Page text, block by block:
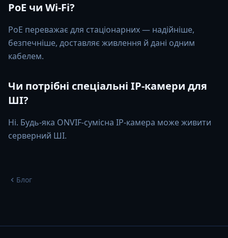
PoE чи Wi-Fi?
PoE переважає для стаціонарних — надійніше,
безпечніше, доставляє живлення й дані одним
кабелем.
Чи потрібні спеціальні IP-камери для
ШІ?
Ні. Будь-яка ONVIF-сумісна IP-камера може живити
серверний ШІ.
Блог